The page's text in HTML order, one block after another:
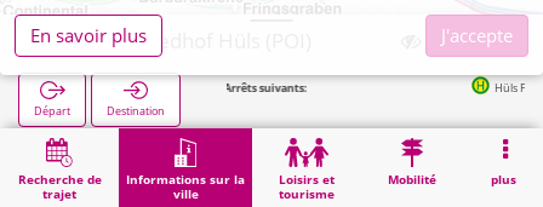
Recherche de
trajet
Informations sur la
ville
Loisirs et
tourisme
Mobilité plus
Aachen, Friedhof Hüls (POI)
Départ Destination
Arrêts suivants: Hüls Friedhof in
Démarrage Informations sur la ville Aachen, Friedhof Hüls (POI)
En savoir plus
J'accepte